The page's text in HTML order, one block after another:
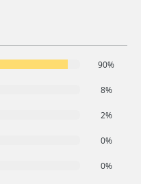
von 5 Sternen
90%
8%
2%
0%
0%